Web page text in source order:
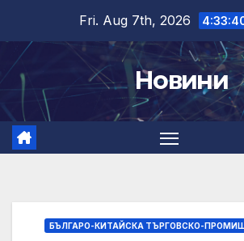
content
Fri. Aug 7th, 2026
Новини
БЪЛГАРО-КИТАЙСКА ТЪРГОВСКО-